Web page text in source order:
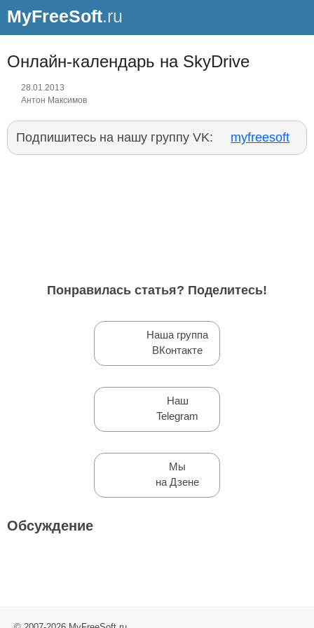
MyFreeSoft.ru
Онлайн-календарь на SkyDrive
28.01.2013
Антон Максимов
Подпишитесь на нашу группу VK: myfreesoft
Понравилась статья? Поделитесь!
Наша группа
ВКонтакте
Наш
Telegram
Мы
на Дзене
Обсуждение